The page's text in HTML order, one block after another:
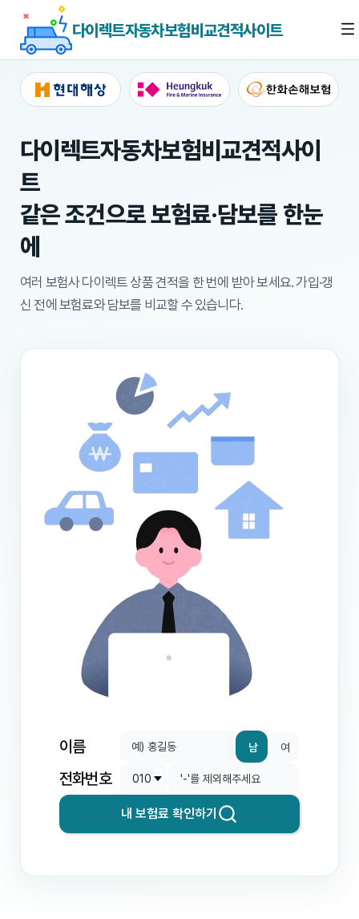
다이렉트자동차보험비교견적사이트
다이렉트자동차보험비교견적사이
트
같은 조건으로 보험료·담보를 한눈
에
여러 보험사 다이렉트 상품 견적을 한 번에 받아 보세요.가입·갱
신 전에 보험료와 담보를 비교할 수 있습니다.
이름 남 여
전화번호
내 보험료 확인하기